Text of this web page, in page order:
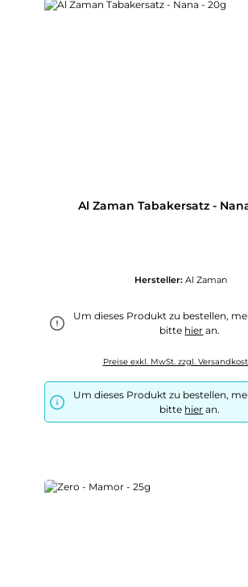
Al Zaman Tabakersatz -
Hersteller: Al Zaman
Um dieses Produkt zu bestellen,
bitte hier an.
Preise exkl. MwSt. zzgl.
Um dieses Produkt zu bestellen,
bitte hier an.